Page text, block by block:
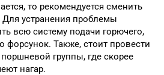
то рекомендуется сменить
устранения проблемы
всю систему подачи горючего,
форсунок. Также, стоит провести
группы, где скорее
нагар.